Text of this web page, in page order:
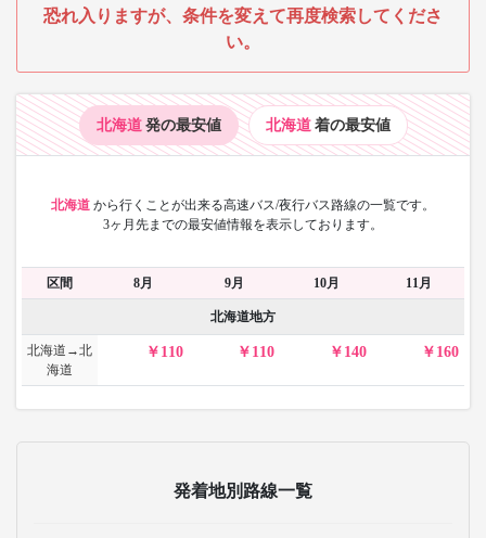
恐れ入りますが、条件を変えて再度検索してくださ
い。
北海道 発の最安値 北海道 着の最安値
北海道 から行くことが出来る高速バス/夜行バス路線の一覧です。
3ヶ月先までの最安値情報を表示しております。
区間 8月 9月 10月 11月
北海道地方
北海道→北
海道
110 110 140 160
発着地別路線一覧